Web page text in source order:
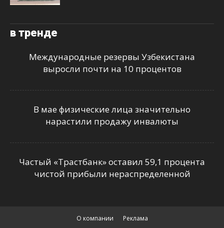
в тренде
Международные резервы Узбекистана
выросли почти на 10 процентов
В мае физические лица значительно
нарастили продажу инвалюты
Частый «Трастбанк» оставил 59,1 процента
чистой прибыли нераспределенной
О компании Реклама